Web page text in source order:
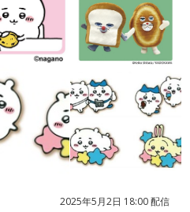
2025年5月2日 18:00 配信